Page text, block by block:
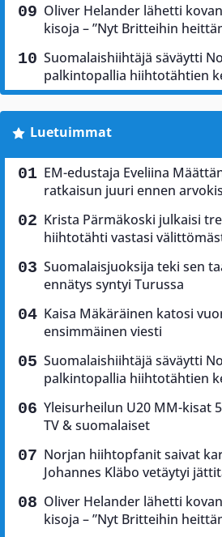
Oliver Helander lähetti
kisoja – ”Nyt Britteihin
Suomalaishiihtäjä säväytti
palkintopallia hiihtotähtien
Luetuimmat
EM-edustaja Eveliina
ratkaisun juuri ennen
Krista Pärmäkoski julkaisi
hiihtotähti vastasi
Suomalaisjuoksija teki sen
ennätys syntyi Turussa
Kaisa Mäkäräinen katosi
ensimmäinen viesti
Suomalaishiihtäjä säväytti
palkintopallia hiihtotähtien
Yleisurheilun U20 MM-kisat
TV & suomalaiset
Norjan hiihtopfanit saivat
Johannes Kläbo vetäytyi
Oliver Helander lähetti
kisoja – ”Nyt Britteihin